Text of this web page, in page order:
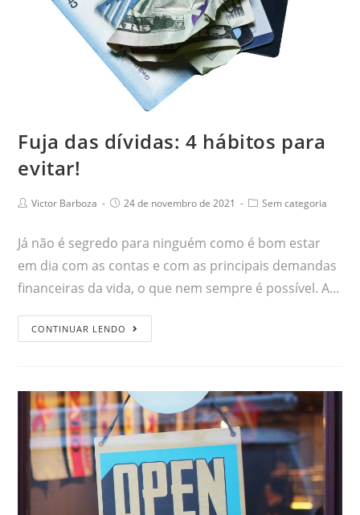
Fuja das dívidas: 4 hábitos para
evitar!
Victor Barboza 24 de novembro de 2021 Sem categoria
Já não é segredo para ninguém como é bom estar
em dia com as contas e com as principais demandas
financeiras da vida, o que nem sempre é possível. A…
CONTINUAR LENDO